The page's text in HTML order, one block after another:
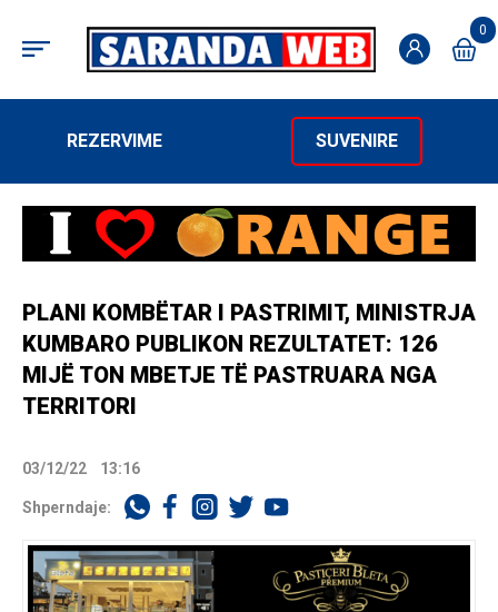
0
REZERVIME SUVENIRE
PLANI KOMBËTAR I PASTRIMIT, MINISTRJA
KUMBARO PUBLIKON REZULTATET: 126
MIJË TON MBETJE TË PASTRUARA NGA
TERRITORI
03/12/22 13:16
Shperndaje: